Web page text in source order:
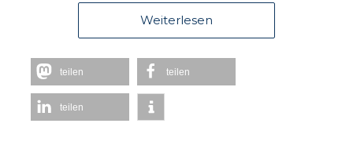
Weiterlesen
teilen teilen
teilen